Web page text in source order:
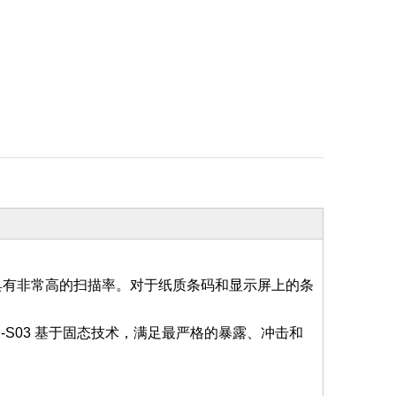
非常高的扫描率。对于纸质条码和显示屏上的条
基于固态技术，满足最严格的暴露、冲击和